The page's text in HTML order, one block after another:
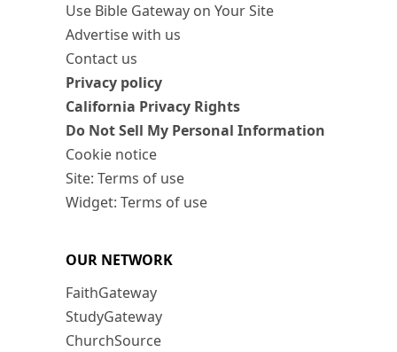
Use Bible Gateway on Your Site
Advertise with us
Contact us
Privacy policy
California Privacy Rights
Do Not Sell My Personal Information
Cookie notice
Site: Terms of use
Widget: Terms of use
OUR NETWORK
FaithGateway
StudyGateway
ChurchSource